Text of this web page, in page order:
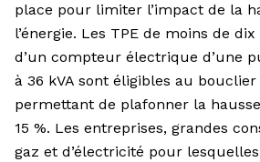
place pour limiter l’impact de la
l’énergie. Les TPE de moins de
d’un compteur électrique d’une
à 36 kVA sont éligibles au
permettant de plafonner la
15 %. Les entreprises, grandes
gaz et d’électricité pour